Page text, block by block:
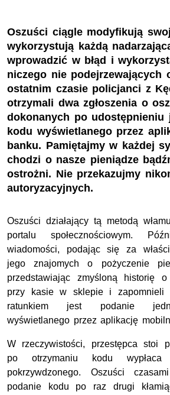
Oszuści ciągle modyfikują
wykorzystują każdą
wprowadzić w błąd i
niczego nie podejrzewających
ostatnim czasie policjanci z
otrzymali dwa zgłoszenia o
dokonanych po udostępnieniu
kodu wyświetlanego przez
banku. Pamiętajmy w każdej
chodzi o nasze pieniądze
ostrożni. Nie przekazujmy
autoryzacyjnych.
Oszuści działający tą metodą
portalu społecznościowym.
wiadomości, podając się za
jego znajomych o pożyczenie
przedstawiając zmyśloną historię
przy kasie w sklepie i zapomnieli
ratunkiem jest podanie
wyświetlanego przez aplikację
W rzeczywistości, przestępca stoi
po otrzymaniu kodu
pokrzywdzonego. Oszuści
podanie kodu po raz drugi